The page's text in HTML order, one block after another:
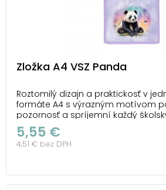
Zložka A4 VSZ Panda
Roztomilý dizajn a praktickosť v
formáte A4 s výrazným motívom
pozornosť a spríjemní každý
poslúži na ukladanie a prenášanie
zošitov aj ďalších dôležitých
potrebujete mať vždy poruke.
5,55 €
4,51 € bez DPH